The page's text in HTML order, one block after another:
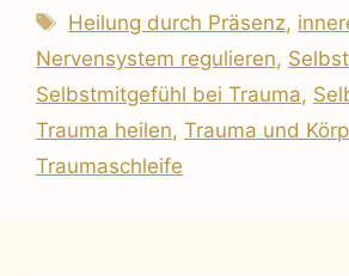
Schlagwörter
Heilung durch Präsenz,
Nervensystem regulieren,
Selbstmitgefühl bei Trauma,
Trauma heilen, Trauma und
Traumaschleife